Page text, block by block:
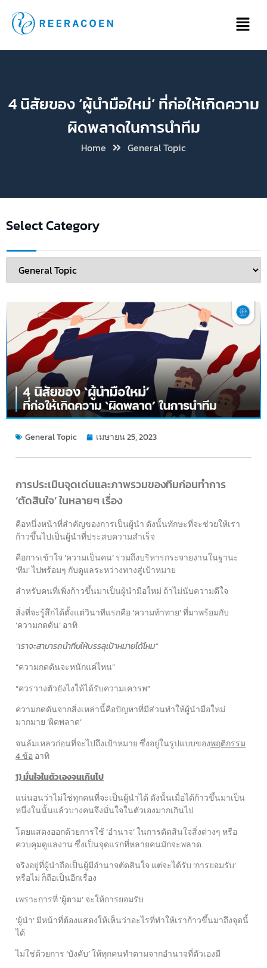
4 นิสัยของ ‘ผู้นำมือใหม่’ ที่ก่อให้เกิดความ
ผิดพลาดในการนำทีม
Home General Topic
Select Category
General Topic เมษายน 25, 2023
การประเมินจุดเด่นและภาพรวมของทีมก่อนทำการ
‘ตัดสินใจ’ ในหลายๆ เรื่อง
คือหนึ่งหน้าที่สำคัญของการเป็นผู้นำ ดังนั้นทักษะที่จะช่วยให้เรา
ก้าวขึ้นไปเป็นผู้นำที่ประสบความสำเร็จ
คือการเข้าใจ ‘ความเป็นคน’ รวมถึงบริหารกระจายงานในฐานะ
‘ทีม’ ไปพร้อมๆ กับดูแลระหว่างทางสู่เป้าหมาย
สำหรับคนที่เพิ่งก้าวขึ้นมาเป็นผู้นำมือใหม่ ถ้าไม่นับความดีใจ
สิ่งที่จะรู้สึกได้ตั้งแต่วินาทีแรกคือ ‘ความท้าทาย’ ที่มาพร้อมกับ
‘ความกดดัน’ อาทิ
“เราจะสามารถนำทีมให้บรรลุเป้าหมายได้ไหม”
“ความกดดันจะหนักแค่ไหน”
“ควรวางตัวยังไงให้ได้รับความเคารพ”
ความกดดันจากสิ่งเหล่านี้คือปัญหาที่มีส่วนทำให้ผู้นำมือใหม่
มากมาย ‘ผิดพลาด’
จนล้มเหลวก่อนที่จะไปถึงเป้าหมาย ซึ่งอยู่ในรูปแบบของพฤติกรรม
4 ข้อ อาทิ
1) มั่นใจในตัวเองจนเกินไป
แน่นอนว่าไม่ใช่ทุกคนที่จะเป็นผู้นำได้ ดังนั้นเมื่อได้ก้าวขึ้นมาเป็น
หนึ่งในนั้นแล้วบางคนจึงมั่นใจในตัวเองมากเกินไป
โดยแสดงออกด้วยการใช้ ‘อำนาจ’ ในการตัดสินใจสิ่งต่างๆ หรือ
ควบคุมดูแลงาน ซึ่งเป็นจุดแรกที่หลายคนมักจะพลาด
จริงอยู่ที่ผู้นำถือเป็นผู้มีอำนาจตัดสินใจ แต่จะได้รับ ‘การยอมรับ’
หรือไม่ ก็ถือเป็นอีกเรื่อง
เพราะการที่ ‘ผู้ตาม’ จะให้การยอมรับ
‘ผู้นำ’ มีหน้าที่ต้องแสดงให้เห็นว่าอะไรที่ทำให้เราก้าวขึ้นมาถึงจุดนี้
ได้
ไม่ใช่ด้วยการ ‘บังคับ’ ให้ทุกคนทำตามจากอำนาจที่ตัวเองมี